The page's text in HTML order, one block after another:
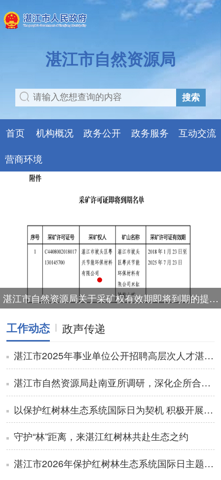
湛江市自然资源局
搜索
首页 机构概况 政务公开 政务服务
互动交流
营商环境
湛江市自然资源局关于采矿权有效期即将到期的提醒公告
工作动态 政声传递
湛江市2025年事业单位公开招聘高层次人才湛江市城市规划编制研究与信息中心拟聘用人员公示
湛江市自然资源局赴南亚所调研，深化企所合作赋能南亚热带植物园建设
以保护红树林生态系统国际日为契机 积极开展诚信宣传活动
守护“林”距离，来湛江红树林共赴生态之约
湛江市2026年保护红树林生态系统国际日主题活动志愿者招募通知